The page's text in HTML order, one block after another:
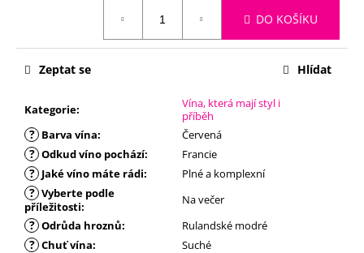
DO KOŠÍKU
Kategorie:
Vína, která mají styl i
příběh
? Barva vína: Červená
? Odkud víno pochází: Francie
? Jaké víno máte rádi: Plné a komplexní
? Vyberte podle
příležitosti: Na večer
? Odrůda hroznů: Rulandské modré
? Chuť vína:
Suché
Zeptat se Hlídat
m
e